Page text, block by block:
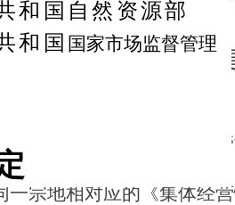
和国自然资源部
和国 国家市场监督管理
集体经营性
性建设用地 使用权出让监
据实际情况新增
一宗地相对应的《集体经